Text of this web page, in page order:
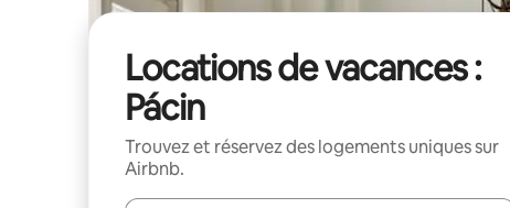
Locations de vacances :
Pácin
Trouvez et réservez des logements uniques sur
Airbnb.